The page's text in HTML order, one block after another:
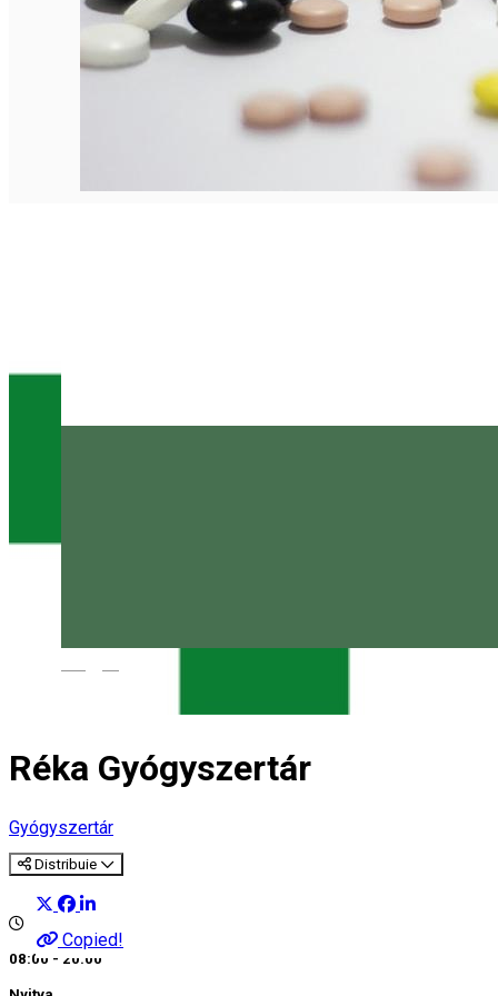
Réka Gyógyszertár
Gyógyszertár
Distribuie
Copied!
08:00 - 20:00